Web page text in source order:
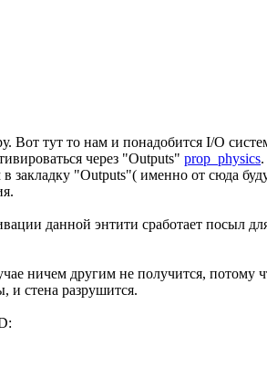
Вот тут то нам и понадобится I/O
через "Outputs" prop_physics.
закладку "Outputs"( именно от сюда
данной энтити сработает посыл
ничем другим не получится, потому
и стена разрушится.